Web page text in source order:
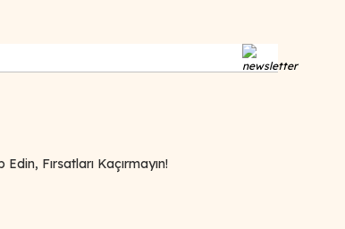
Fırsatları Kaçırmayın!